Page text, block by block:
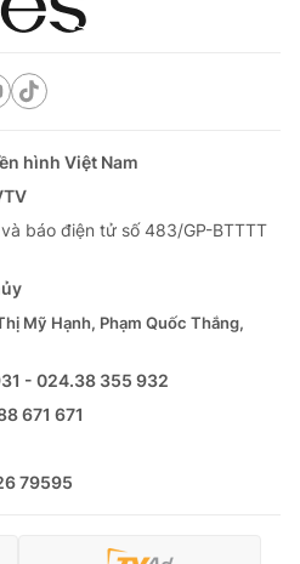
hình Việt Nam
báo điện tử số 483/GP-BTTTT
Mỹ Hạnh, Phạm Quốc Thắng,
- 024.38 355 932
671 671
79595